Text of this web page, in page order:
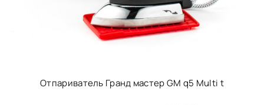
Отпариватель Гранд мастер GM q5 Multi t